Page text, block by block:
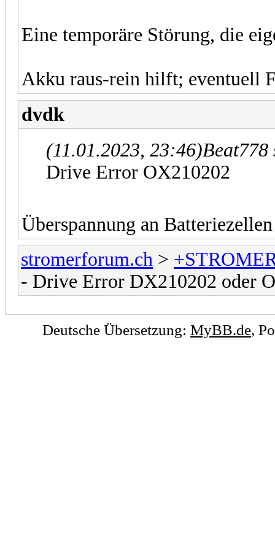
Eine temporäre Störung, die
Akku raus-rein hilft; eventuell
dvdk
(11.01.2023, 23:46)
Drive Error OX210202
Überspannung an Batteriezellen
stromerforum.ch >
- Drive Error DX210202 oder
Deutsche Übersetzung: MyBB.de,